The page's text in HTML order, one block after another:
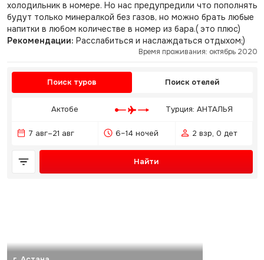
холодильник в номере. Но нас предупредили что пополнять
будут только минералкой без газов, но можно брать любые
напитки в любом количестве в номер из бара.( это плюс)
Рекомендации: Расслабиться и наслаждаться отдыхом;)
Время проживания: октябрь 2020
Поиск туров Поиск отелей
Актобе Турция: АНТАЛЬЯ
7 авг–21 авг 6–14 ночей 2 взр, 0 дет
Найти